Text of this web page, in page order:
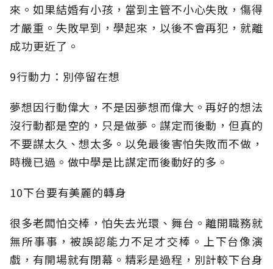
來。如果結婚有小孩，當到主管不小心失敗，傷得
才嚴重。失敗早到，學起來，以後不會再犯，就離
成功更近了。
9行動力：別停留在想
夢想因行動偉大，不是因夢想而偉大。再好的想法
沒行動都是空的，只是做夢。謀定而後動，但真的
不要謀太久、想太多。以免最後害怕失敗而不做，
時機已過。做中學是比謀定而後動好的多。
10下台要有美麗的轉身
很多老闆怕交棒，怕失去光環、舞台。離開職務就
無所事事，被誤認能力不足才交棒。上下台像演
戲，有開場就有閉幕。精彩是過程，別計較下台身